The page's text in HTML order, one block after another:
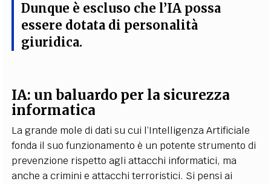
Dunque è escluso che l’IA possa
essere dotata di personalità
giuridica.
IA: un baluardo per la sicurezza
informatica
La grande mole di dati su cui l’Intelligenza Artificiale
fonda il suo funzionamento è un potente strumento di
prevenzione rispetto agli attacchi informatici, ma
anche a crimini e attacchi terroristici. Si pensi ai